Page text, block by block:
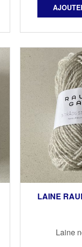
LAINE
Laine